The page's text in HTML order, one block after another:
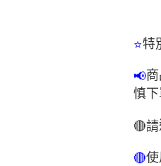
⭐特
📢
慎
🔴請
🔴